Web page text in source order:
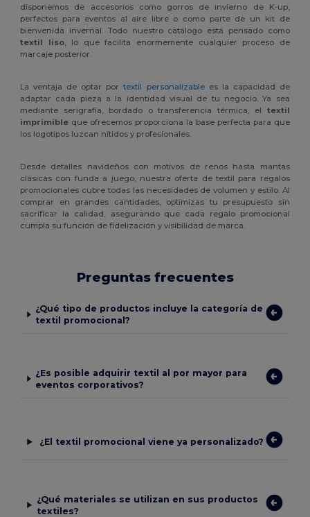
disponemos de accesorios como gorros de invierno de K-up,
perfectos para eventos al aire libre o como parte de un kit de
bienvenida invernal. Todo nuestro catálogo está pensado como
textil liso, lo que facilita enormemente cualquier proceso de
marcaje posterior.
La ventaja de optar portextil personalizablees la capacidad de
adaptar cada pieza a la identidad visual de tu negocio. Ya sea
mediante serigrafía, bordado o transferencia térmica, el textil
imprimible que ofrecemos proporciona la base perfecta para que
los logotipos luzcan nítidos y profesionales.
Desde detalles navideños con motivos de renos hasta mantas
clásicas con funda a juego, nuestra oferta de textil para regalos
promocionales cubre todas las necesidades de volumen y estilo. Al
comprar en grandes cantidades, optimizas tu presupuesto sin
sacrificar la calidad, asegurando que cada regalo promocional
cumpla su función de fidelización y visibilidad de marca.
Preguntas frecuentes
¿Qué tipo de productos incluye la categoría de
textil promocional?
¿Es posible adquirir textil al por mayor para
eventos corporativos?
¿El textil promocional viene ya personalizado?
¿Qué materiales se utilizan en sus productos
textiles?